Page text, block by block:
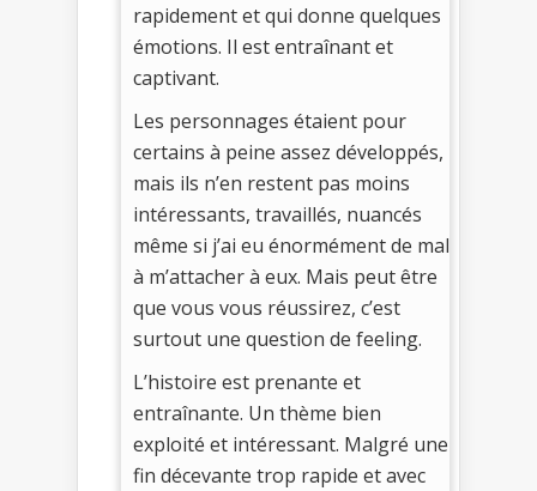
rapidement et qui donne quelques
émotions. Il est entraînant et
captivant.
Les personnages étaient pour
certains à peine assez développés,
mais ils n’en restent pas moins
intéressants, travaillés, nuancés
même si j’ai eu énormément de mal
à m’attacher à eux. Mais peut être
que vous vous réussirez, c’est
surtout une question de feeling.
L’histoire est prenante et
entraînante. Un thème bien
exploité et intéressant. Malgré une
fin décevante trop rapide et avec